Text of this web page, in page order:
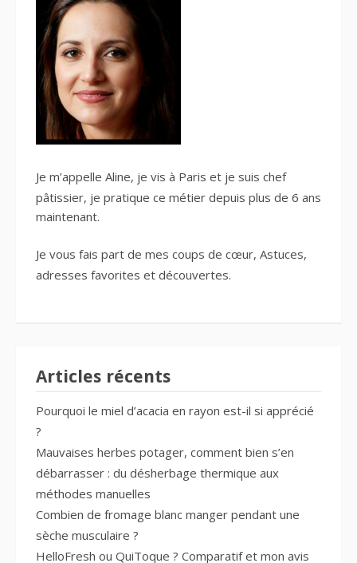
Je m’appelle Aline, je vis à Paris et je suis chef
pâtissier, je pratique ce métier depuis plus de 6 ans
maintenant.
Je vous fais part de mes coups de cœur, Astuces,
adresses favorites et découvertes.
Articles récents
Pourquoi le miel d’acacia en rayon est-il si apprécié
?
Mauvaises herbes potager, comment bien s’en
débarrasser : du désherbage thermique aux
méthodes manuelles
Combien de fromage blanc manger pendant une
sèche musculaire ?
HelloFresh ou QuiToque ? Comparatif et mon avis